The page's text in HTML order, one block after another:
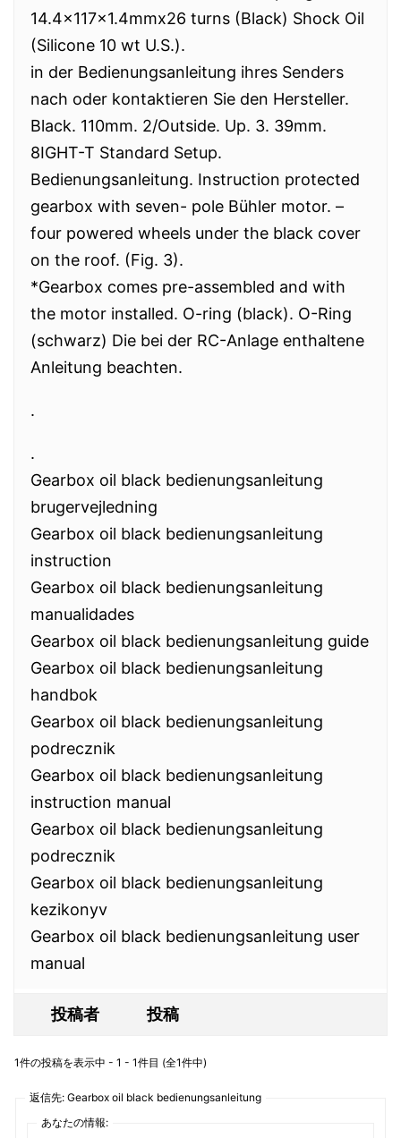
14.4x117x1.4mmx26 turns (Black) Shock Oil
(Silicone 10 wt U.S.).
in der Bedienungsanleitung ihres Senders
nach oder kontaktieren Sie den Hersteller.
Black. 110mm. 2/Outside. Up. 3. 39mm.
8IGHT-T Standard Setup.
Bedienungsanleitung. Instruction protected
gearbox with seven- pole Bühler motor. –
four powered wheels under the black cover
on the roof. (Fig. 3).
*Gearbox comes pre-assembled and with
the motor installed. O-ring (black). O-Ring
(schwarz) Die bei der RC-Anlage enthaltene
Anleitung beachten.
.
.
Gearbox oil black bedienungsanleitung
brugervejledning
Gearbox oil black bedienungsanleitung
instruction
Gearbox oil black bedienungsanleitung
manualidades
Gearbox oil black bedienungsanleitung guide
Gearbox oil black bedienungsanleitung
handbok
Gearbox oil black bedienungsanleitung
podrecznik
Gearbox oil black bedienungsanleitung
instruction manual
Gearbox oil black bedienungsanleitung
podrecznik
Gearbox oil black bedienungsanleitung
kezikonyv
Gearbox oil black bedienungsanleitung user
manual
投稿者 投稿
1件の投稿を表示中 - 1 - 1件目 (全1件中)
返信先: Gearbox oil black bedienungsanleitung
あなたの情報: